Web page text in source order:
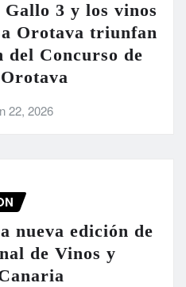
Gallo 3 y los vinos
Orotava triunfan
Concurso de
22, 2026
nueva edición de
de Vinos y